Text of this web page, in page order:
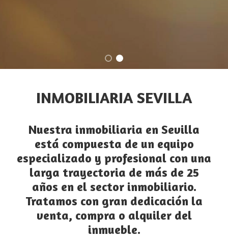
INMOBILIARIA SEVILLA
Nuestra inmobiliaria en Sevilla
está compuesta de un equipo
especializado y profesional con una
larga trayectoria de más de 25
años en el sector inmobiliario.
Tratamos con gran dedicación la
venta, compra o alquiler del
inmueble.